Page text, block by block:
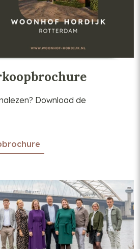
Download de